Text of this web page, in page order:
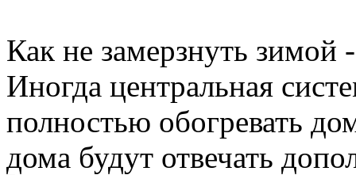
Как не замерзнуть зимой
Иногда центральная
полностью обогревать
дома будут отвечать